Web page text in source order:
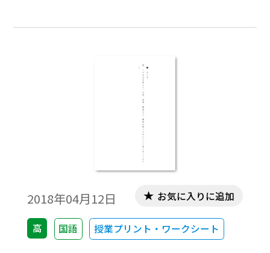
2018年04月12日
高 国語 授業プリント・ワークシート
お気に入りに追加